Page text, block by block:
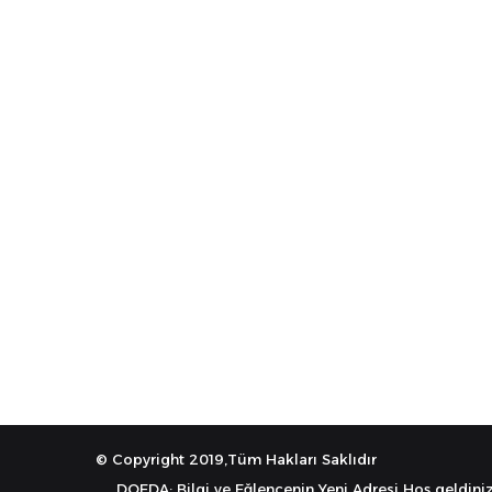
© Copyright 2019,Tüm Hakları Saklıdır